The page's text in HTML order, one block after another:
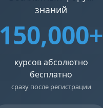
знаний
150,000+
курсов абсолютно
бесплатно
сразу после регистрации